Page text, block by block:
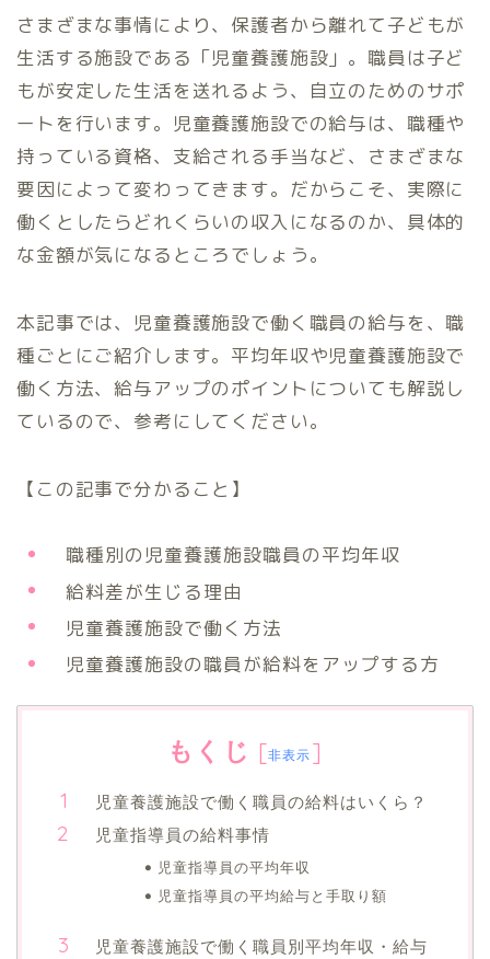
さまざまな事情により、保護者から離れて子どもが
生活する施設である「児童養護施設」。職員は子ど
もが安定した生活を送れるよう、自立のためのサポ
ートを行います。児童養護施設での給与は、職種や
持っている資格、支給される手当など、さまざまな
要因によって変わってきます。だからこそ、実際に
働くとしたらどれくらいの収入になるのか、具体的
な金額が気になるところでしょう。
本記事では、児童養護施設で働く職員の給与を、職
種ごとにご紹介します。平均年収や児童養護施設で
働く方法、給与アップのポイントについても解説し
ているので、参考にしてください。
【この記事で分かること】
職種別の児童養護施設職員の平均年収
給料差が生じる理由
児童養護施設で働く方法
児童養護施設の職員が給料をアップする方
もくじ [非表示 ]
児童養護施設で働く職員の給料はいくら？
児童指導員の給料事情
児童指導員の平均年収
児童指導員の平均給与と手取り額
児童養護施設で働く職員別平均年収・給与